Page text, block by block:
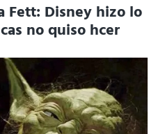
Fett: Disney hizo lo
no quiso hcer